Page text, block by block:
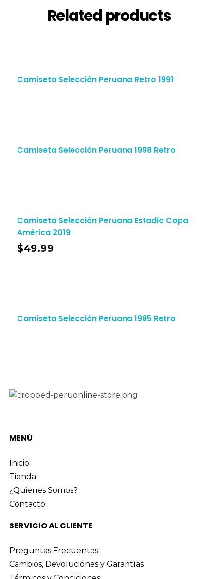
Related products
Camiseta Selección Peruana Retro 1991
Camiseta Selección Peruana 1998 Retro
Camiseta Selección Peruana Estadio Copa
América 2019
$49.99
Camiseta Selección Peruana 1985 Retro
MENÚ
Inicio
Tienda
¿Quienes Somos?
Contacto
SERVICIO AL CLIENTE
Preguntas Frecuentes
Cambios, Devoluciones y Garantías